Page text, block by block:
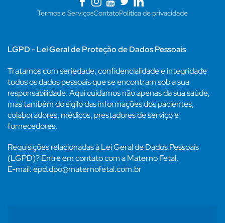
Termos e ServiçosContatoPolítica de privacidade
LGPD - Lei Geral de Proteção de Dados Pessoais
Tratamos com seriedade, confidencialidade e integridade
todos os dados pessoais que se encontram sob a sua
responsabilidade. Aqui cuidamos não apenas da sua saúde,
mas também do sigilo das informações dos pacientes,
colaboradores, médicos, prestadores de serviço e
fornecedores.
Requisições relacionadas à Lei Geral de Dados Pessoais
(LGPD)? Entre em contato com a Materno Fetal.
E-mail: epd.dpo@maternofetal.com.br